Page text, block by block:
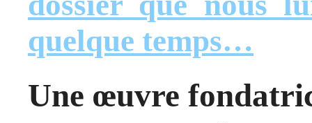
quelque temps…
Une œuvre